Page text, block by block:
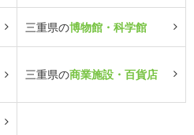
三重県の博物館・科学館
三重県の商業施設・百貨店